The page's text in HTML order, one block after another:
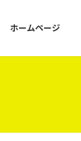
ホームページ